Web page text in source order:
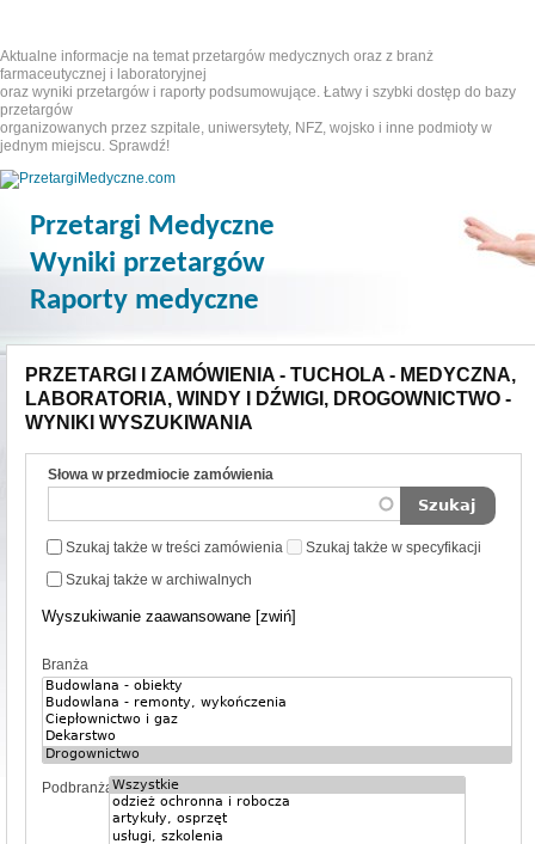
Aktualne informacje na temat przetargów medycznych oraz z branż
farmaceutycznej i laboratoryjnej
oraz wyniki przetargów i raporty podsumowujące. Łatwy i szybki dostęp do bazy
przetargów
organizowanych przez szpitale, uniwersytety, NFZ, wojsko i inne podmioty w
jednym miejscu. Sprawdź!
Przetargi Medyczne
Wyniki przetargów
Raporty medyczne
PRZETARGI I ZAMÓWIENIA - TUCHOLA - MEDYCZNA,
LABORATORIA, WINDY I DŹWIGI, DROGOWNICTWO -
WYNIKI WYSZUKIWANIA
Słowa w przedmiocie zamówienia
Szukaj także w treści zamówienia
Szukaj także w specyfikacji
Szukaj także w archiwalnych
Wyszukiwanie zaawansowane [zwiń]
Branża
Podbranża